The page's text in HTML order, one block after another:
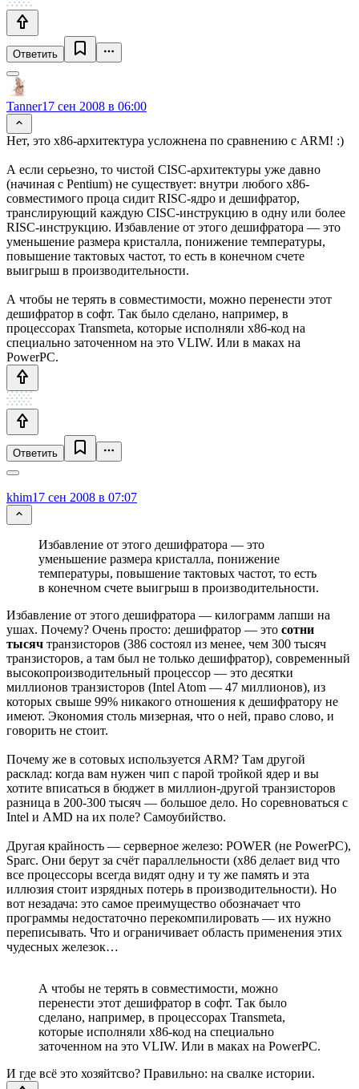
Ответить
Tanner17 сен 2008 в 06:00
Нет, это х86-архитектура усложнена по сравнению с ARM! :)
А если серьезно, то чистой CISC-архитектуры уже давно
(начиная с Pentium) не существует: внутри любого x86-
совместимого проца сидит RISC-ядро и дешифратор,
транслирующий каждую CISC-инструкцию в одну или более
RISC-инструкцию. Избавление от этого дешифратора — это
уменьшение размера кристалла, понижение температуры,
повышение тактовых частот, то есть в конечном счете
выигрыш в производительности.
А чтобы не терять в совместимости, можно перенести этот
дешифратор в софт. Так было сделано, например, в
процессорах Transmeta, которые исполняли x86-код на
специально заточенном на это VLIW. Или в маках на
PowerPC.
Ответить
khim17 сен 2008 в 07:07
Избавление от этого дешифратора — это
уменьшение размера кристалла, понижение
температуры, повышение тактовых частот, то есть
в конечном счете выигрыш в производительности.
Избавление от этого дешифратора — килограмм лапши на
ушах. Почему? Очень просто: дешифратор — это сотни
тысяч транзисторов (386 состоял из менее, чем 300 тысяч
транзисторов, а там был не только дешифратор), современный
высокопроизводительный процессор — это десятки
миллионов транзисторов (Intel Atom — 47 миллионов), из
которых свыше 99% никакого отношения к дешифратору не
имеют. Экономия столь мизерная, что о ней, право слово, и
говорить не стоит.
Почему же в сотовых используется ARM? Там другой
расклад: когда вам нужен чип с парой тройкой ядер и вы
хотите вписаться в бюджет в миллион-другой транзисторов
разница в 200-300 тысяч — большое дело. Но соревноваться с
Intel и AMD на их поле? Самоубийство.
Другая крайность — серверное железо: POWER (не PowerPC),
Sparc. Они берут за счёт параллельности (x86 делает вид что
все процессоры всегда видят одну и ту же память и эта
иллюзия стоит изрядных потерь в производительности). Но
вот незадача: это самое преимущество обозначает что
программы недостаточно перекомпилировать — их нужно
переписывать. Что и ограничивает область применения этих
чудесных железок…
А чтобы не терять в совместимости, можно
перенести этот дешифратор в софт. Так было
сделано, например, в процессорах Transmeta,
которые исполняли x86-код на специально
заточенном на это VLIW. Или в маках на PowerPC.
И где всё это хозяйтсво? Правильно: на свалке истории.